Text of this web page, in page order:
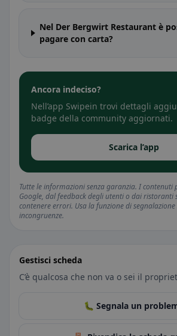
Nel Der Bergwirt Restaurant è
pagare con carta?
Ancora indeciso?
Nell’app Swipein trovi dettagli
badge della community aggiornati.
Scarica l’app
Tutte le informazioni senza garanzia. I contenuti
Google, dal feedback degli utenti o dai ristoranti
contenere errori. Usa la funzione di segnalazione
incongruenze.
Gestisci scheda
C’è qualcosa che non va o sei il
🐛 Segnala un